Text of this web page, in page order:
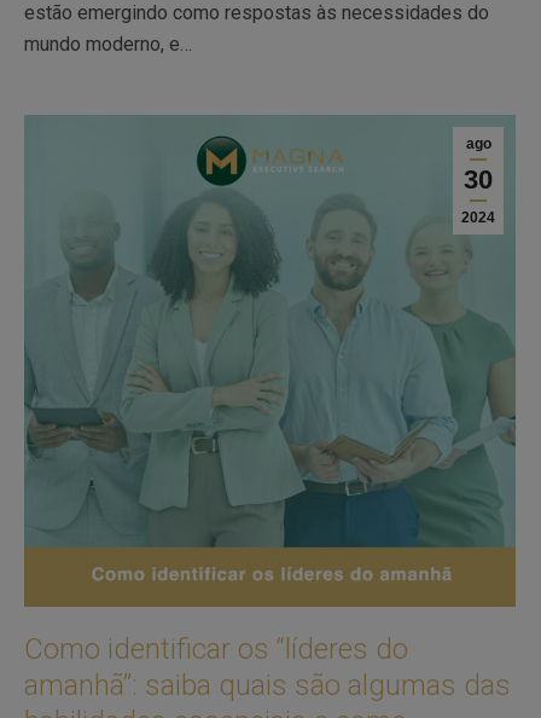
estão emergindo como respostas às necessidades do
mundo moderno, e…
ago
30
2024
Como identificar os “líderes do
amanhã”: saiba quais são algumas das